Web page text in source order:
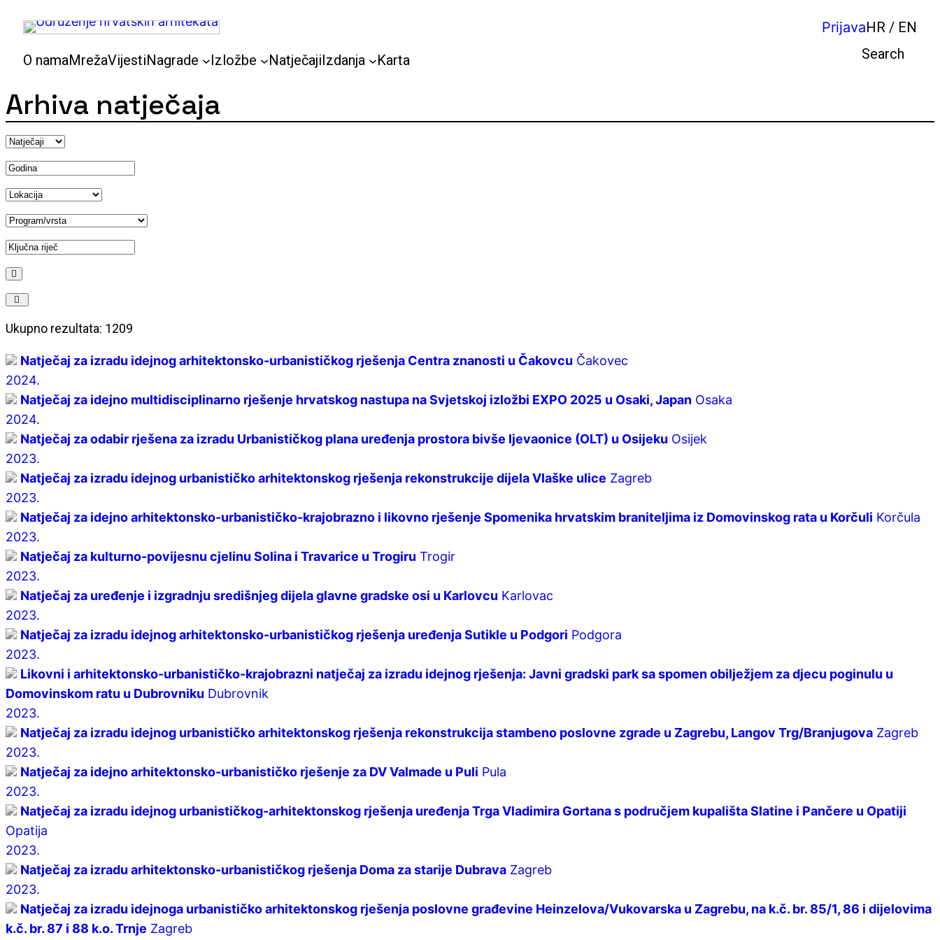
sadržaja
PrijavaHR / EN
O namaMrežaVijestiNagrade Izložbe NatječajiIzdanja Karta
Arhiva natječaja
Ukupno rezultata: 1209
Natječaj za izradu idejnog arhitektonsko-urbanističkog rješenja Centra znanosti u Čakovcu Čakovec
2024.
Natječaj za idejno multidisciplinarno rješenje hrvatskog nastupa na Svjetskoj izložbi EXPO 2025 u Osaki, Japan Osaka
2024.
Natječaj za odabir rješena za izradu Urbanističkog plana uređenja prostora bivše ljevaonice (OLT) u Osijeku Osijek
2023.
Natječaj za izradu idejnog urbanističko arhitektonskog rješenja rekonstrukcije dijela Vlaške ulice Zagreb
2023.
Natječaj za idejno arhitektonsko-urbanističko-krajobrazno i likovno rješenje Spomenika hrvatskim braniteljima iz Domovinskog rata u Korčuli Korčula
2023.
Natječaj za kulturno-povijesnu cjelinu Solina i Travarice u Trogiru Trogir
2023.
Natječaj za uređenje i izgradnju središnjeg dijela glavne gradske osi u Karlovcu Karlovac
2023.
Natječaj za izradu idejnog arhitektonsko-urbanističkog rješenja uređenja Sutikle u Podgori Podgora
2023.
Likovni i arhitektonsko-urbanističko-krajobrazni natječaj za izradu idejnog rješenja: Javni gradski park sa spomen obilježjem za djecu poginulu u
Domovinskom ratu u Dubrovniku Dubrovnik
2023.
Natječaj za izradu idejnog urbanističko arhitektonskog rješenja rekonstrukcija stambeno poslovne zgrade u Zagrebu, Langov Trg/Branjugova Zagreb
2023.
Natječaj za idejno arhitektonsko-urbanističko rješenje za DV Valmade u Puli Pula
2023.
Natječaj za izradu idejnog urbanističkog-arhitektonskog rješenja uređenja Trga Vladimira Gortana s područjem kupališta Slatine i Pančere u Opatiji
Opatija
2023.
Natječaj za izradu arhitektonsko-urbanističkog rješenja Doma za starije Dubrava Zagreb
2023.
Natječaj za izradu idejnoga urbanističko arhitektonskog rješenja poslovne građevine Heinzelova/Vukovarska u Zagrebu, na k.č. br. 85/1, 86 i dijelovima
k.č. br. 87 i 88 k.o. Trnje Zagreb